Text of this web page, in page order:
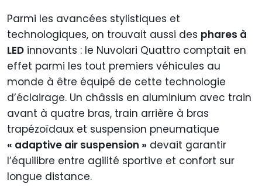
Parmi les avancées stylistiques et
technologiques, on trouvait aussi des phares à
LED innovants : le Nuvolari Quattro comptait en
effet parmi les tout premiers véhicules au
monde à être équipé de cette technologie
d’éclairage. Un châssis en aluminium avec train
avant à quatre bras, train arrière à bras
trapézoïdaux et suspension pneumatique
« adaptive air suspension » devait garantir
l’équilibre entre agilité sportive et confort sur
longue distance.